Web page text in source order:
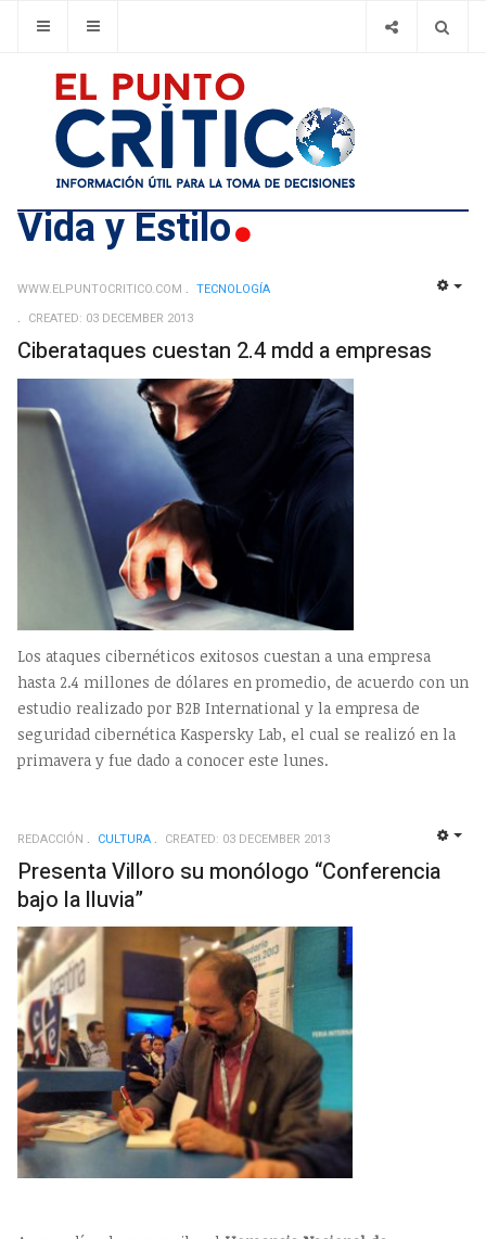
Vida y Estilo
WWW.ELPUNTOCRITICO.COM
TECNOLOGÍ­A
CREATED: 03 DECEMBER 2013
Ciberataques cuestan 2.4 mdd a empresas
Los ataques cibernéticos exitosos cuestan a una empresa
hasta 2.4 millones de dólares en promedio, de acuerdo con un
estudio realizado por B2B International y la empresa de
seguridad cibernética Kaspersky Lab, el cual se realizó en la
primavera y fue dado a conocer este lunes.
REDACCIÓN CULTURA CREATED: 03 DECEMBER 2013
Presenta Villoro su monólogo “Conferencia
bajo la lluvia”